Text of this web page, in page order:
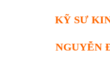
KỸ SƯ
NGUYỄN